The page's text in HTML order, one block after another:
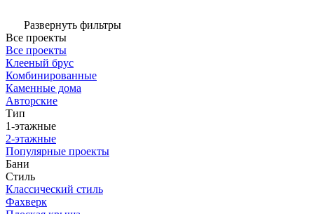
Развернуть фильтры
Все проекты
Все проекты
Клееный брус
Комбинированные
Каменные дома
Авторские
Тип
1-этажные
2-этажные
Популярные проекты
Бани
Стиль
Классический стиль
Фахверк